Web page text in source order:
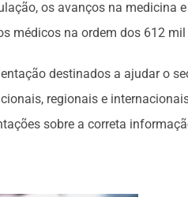
os avanços na medicina
médicos na ordem dos 612
destinados a ajudar o
regionais e
sobre a correta